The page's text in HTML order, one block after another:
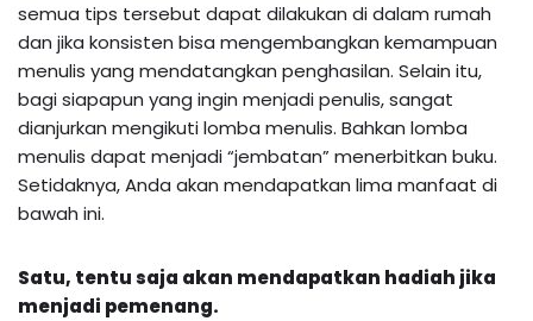
semua tips tersebut dapat dilakukan di dalam rumah
dan jika konsisten bisa mengembangkan kemampuan
menulis yang mendatangkan penghasilan. Selain itu,
bagi siapapun yang ingin menjadi penulis, sangat
dianjurkan mengikuti lomba menulis. Bahkan lomba
menulis dapat menjadi “jembatan” menerbitkan buku.
Setidaknya, Anda akan mendapatkan lima manfaat di
bawah ini.
Satu, tentu saja akan mendapatkan hadiah jika
menjadi pemenang.